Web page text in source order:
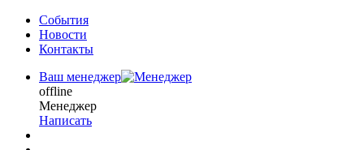
События
Новости
Контакты
Ваш менеджер
offline
Менеджер
Написать